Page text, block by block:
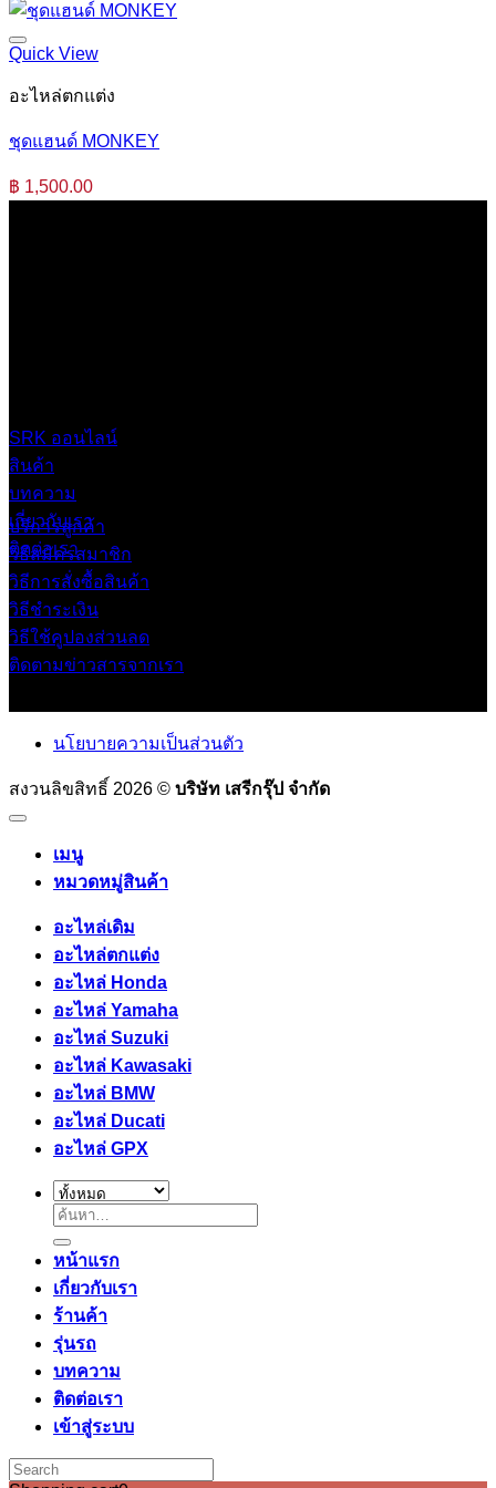
Quick View
อะไหล่ตกแต่ง
ชุดแฮนด์ MONKEY
฿ 1,500.00
SRK ออนไลน์
สินค้า
บทความ
เกี่ยวกับเรา
ติดต่อเรา
บริการลูกค้า
วิธีสมัครสมาชิก
วิธีการสั่งซื้อสินค้า
วิธีชำระเงิน
วิธีใช้คูปองส่วนลด
ติดตามข่าวสารจากเรา
นโยบายความเป็นส่วนตัว
สงวนลิขสิทธิ์ 2026 © บริษัท เสรีกรุ๊ป จำกัด
เมนู
หมวดหมู่สินค้า
อะไหล่เดิม
อะไหล่ตกแต่ง
อะไหล่ Honda
อะไหล่ Yamaha
อะไหล่ Suzuki
อะไหล่ Kawasaki
อะไหล่ BMW
อะไหล่ Ducati
อะไหล่ GPX
ค้นหา:
หน้าแรก
เกี่ยวกับเรา
ร้านค้า
รุ่นรถ
บทความ
ติดต่อเรา
เข้าสู่ระบบ